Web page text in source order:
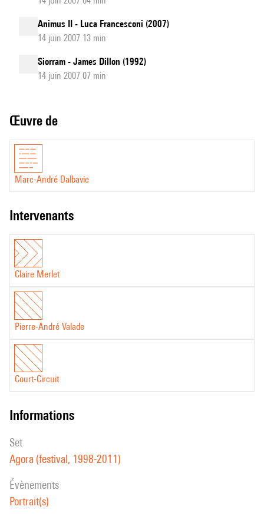
Animus II - Luca Francesconi (2007)
14 juin 2007 13 min
Siorram - James Dillon (1992)
14 juin 2007 07 min
Œuvre de
Marc-André Dalbavie
intervenants
Claire Merlet
Pierre-André Valade
Court-Circuit
informations
set
Agora (festival, 1998-2011)
évènements
Portrait(s)